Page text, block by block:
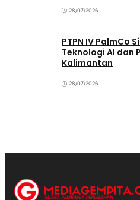
28/07/2026
PTPN IV PalmCo
Teknologi AI dan
Kalimantan
28/07/2026